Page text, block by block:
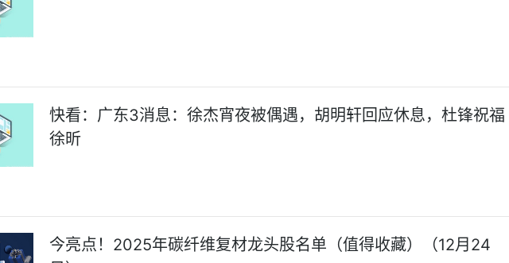
快看：广东3消息：徐杰宵夜被偶遇，胡明轩回应休息，杜锋祝福
徐昕
今亮点！2025年碳纤维复材龙头股名单（值得收藏）（12月24